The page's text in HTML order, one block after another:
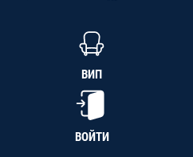
ВИП
ВОЙТИ